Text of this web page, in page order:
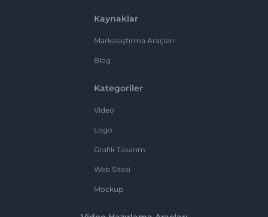
Kaynaklar
Markalaştırma Araçları
Blog
Kategoriler
Video
Logo
Grafik Tasarım
Web Sitesi
Mockup